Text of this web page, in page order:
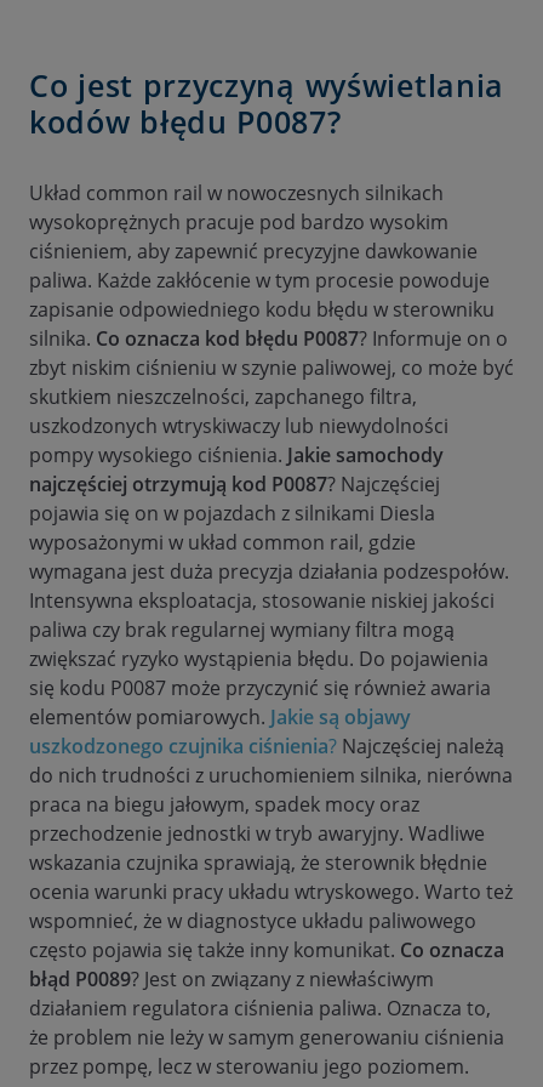
Co jest przyczyną wyświetlania
kodów błędu P0087?
Układ common rail w nowoczesnych silnikach
wysokoprężnych pracuje pod bardzo wysokim
ciśnieniem, aby zapewnić precyzyjne dawkowanie
paliwa. Każde zakłócenie w tym procesie powoduje
zapisanie odpowiedniego kodu błędu w sterowniku
silnika. Co oznacza kod błędu P0087? Informuje on o
zbyt niskim ciśnieniu w szynie paliwowej, co może być
skutkiem nieszczelności, zapchanego filtra,
uszkodzonych wtryskiwaczy lub niewydolności
pompy wysokiego ciśnienia. Jakie samochody
najczęściej otrzymują kod P0087? Najczęściej
pojawia się on w pojazdach z silnikami Diesla
wyposażonymi w układ common rail, gdzie
wymagana jest duża precyzja działania podzespołów.
Intensywna eksploatacja, stosowanie niskiej jakości
paliwa czy brak regularnej wymiany filtra mogą
zwiększać ryzyko wystąpienia błędu. Do pojawienia
się kodu P0087 może przyczynić się również awaria
elementów pomiarowych. Jakie są objawy
uszkodzonego czujnika ciśnienia? Najczęściej należą
do nich trudności z uruchomieniem silnika, nierówna
praca na biegu jałowym, spadek mocy oraz
przechodzenie jednostki w tryb awaryjny. Wadliwe
wskazania czujnika sprawiają, że sterownik błędnie
ocenia warunki pracy układu wtryskowego. Warto też
wspomnieć, że w diagnostyce układu paliwowego
często pojawia się także inny komunikat. Co oznacza
błąd P0089? Jest on związany z niewłaściwym
działaniem regulatora ciśnienia paliwa. Oznacza to,
że problem nie leży w samym generowaniu ciśnienia
przez pompę, lecz w sterowaniu jego poziomem.